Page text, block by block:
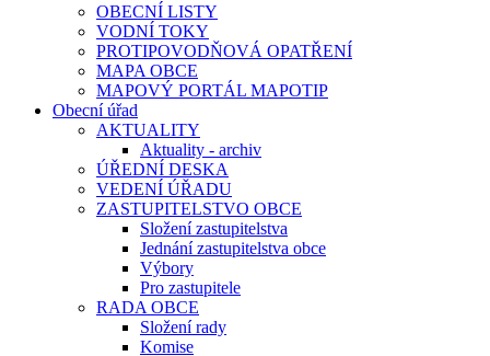
OBECNÍ LISTY
VODNÍ TOKY
PROTIPOVODŇOVÁ OPATŘENÍ
MAPA OBCE
MAPOVÝ PORTÁL MAPOTIP
Obecní úřad
AKTUALITY
Aktuality - archiv
ÚŘEDNÍ DESKA
VEDENÍ ÚŘADU
ZASTUPITELSTVO OBCE
Složení zastupitelstva
Jednání zastupitelstva obce
Výbory
Pro zastupitele
RADA OBCE
Složení rady
Komise